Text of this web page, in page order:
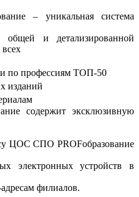
– уникальная система
общей и детализированной
всех
и по профессиям ТОП-50
изданий
содержит эксклюзивную
ЦОС СПО PROFобразование
электронных устройств в
филиалов.